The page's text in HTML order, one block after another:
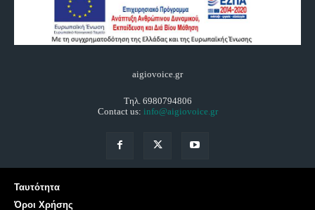
aigiovoice.gr
Τηλ. 6980794806
Contact us: info@aigiovoice.gr
Ταυτότητα
Όροι Χρήσης